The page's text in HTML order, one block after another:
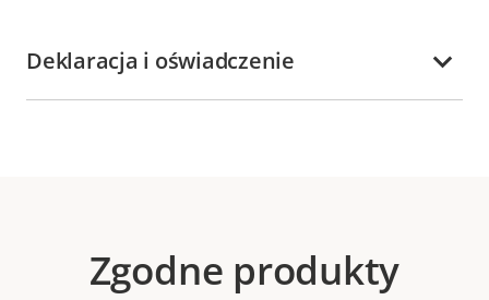
Deklaracja i oświadczenie
Zgodne produkty